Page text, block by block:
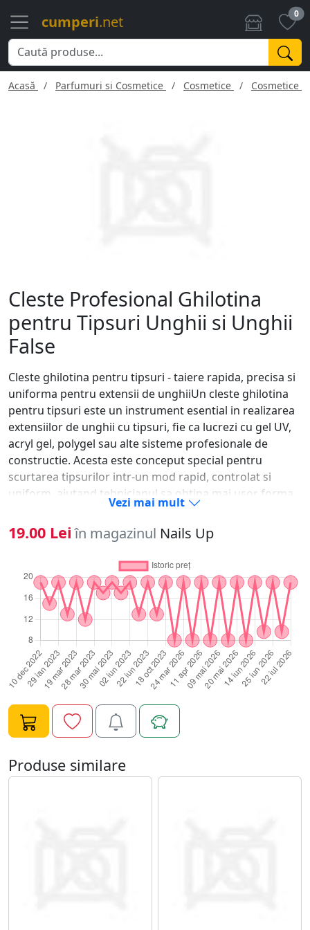
cumperi.net 0
Acasă Parfumuri si Cosmetice Cosmetice Cosmetice
Cleste Profesional Ghilotina
pentru Tipsuri Unghii si Unghii
False
Cleste ghilotina pentru tipsuri - taiere rapida, precisa si
uniforma pentru extensii de unghiiUn cleste ghilotina
pentru tipsuri este un instrument esential in realizarea
extensiilor de unghii cu tipsuri, fie ca lucrezi cu gel UV,
acryl gel, polygel sau alte sisteme profesionale de
constructie. Acesta este conceput special pentru
scurtarea tipsurilor intr-un mod rapid, controlat si
uniform, ajutand tehnicianul sa obtina mai usor forma
dorita inainte de pilire si finisare.Spre deosebire de un
cleste obisnuit pentru unghii, clestele tip ghilotina are o
lama pozitionata astfel incat sa taie tipsul curat, fara sa
il crape sau sa il deformeze. Este ideal pentru saloane,
cursuri de manichiura, tehnicieni incepatori, dar si
pentru profesionisti care isi doresc un flux de lucru mai
rapid si mai eficient.De ce ai nevoie de un cleste
ghilotina pentru tipsuri?Atunci cand aplici tipsuri,
lungimea initiala este de obicei mai mare decat
rezultatul final dorit. Daca tipsul nu este scurtat corect,
forma poate deveni inegala, structura poate fi mai greu
de construit, iar timpul de pilire creste inutil. Un cleste
ghilotina profesional te ajuta sa controlezi mai bine
lungimea, sa reduci diferentele dintre unghii si sa creezi
o baza mai echilibrata pentru constructie.Pentru
clienta, acest lucru se traduce printr-o manichiura mai
simetrica, mai curata si mai profesionista. Pentru
Vezi mai mult
19.00 Lei în magazinul Nails Up
Produse similare